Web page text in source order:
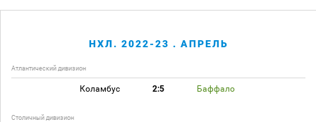
НХЛ. 2022-23 . АПРЕЛЬ
Атлантический дивизион
Коламбус 2:5 Баффало
Столичный дивизион